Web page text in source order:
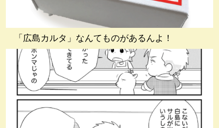
「広島カルタ」なんてものがあるんよ！